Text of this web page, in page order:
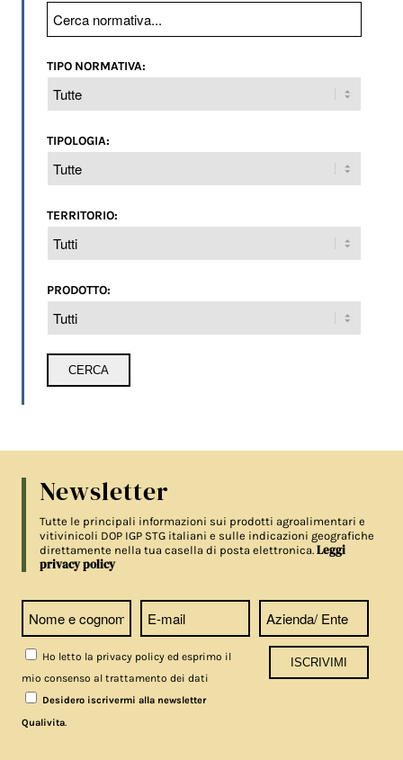
TIPO NORMATIVA:
TIPOLOGIA:
TERRITORIO:
PRODOTTO:
Newsletter
Tutte le principali informazioni sui prodotti agroalimentari e
vitivinicoli DOP IGP STG italiani e sulle indicazioni geografiche
direttamente nella tua casella di posta elettronica.Leggi
privacy policy
Ho letto la privacy policy ed esprimo il
mio consenso al trattamento dei dati
Desidero iscrivermi alla newsletter
Qualivita.